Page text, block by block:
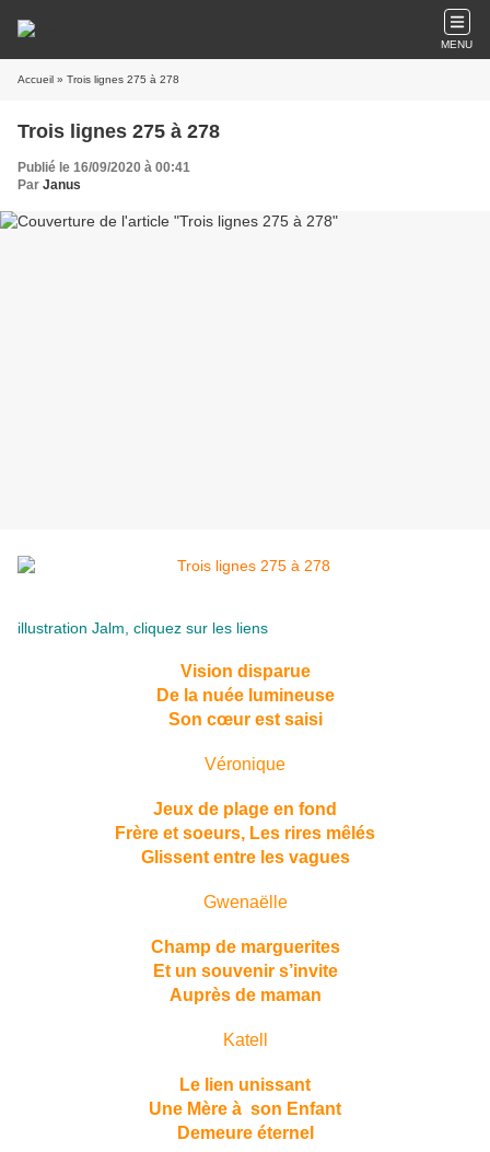
MENU
Accueil » Trois lignes 275 à 278
Trois lignes 275 à 278
Publié le 16/09/2020 à 00:41
Par Janus
illustration Jalm, cliquez sur les liens
Vision disparue
De la nuée lumineuse
Son cœur est saisi
Véronique
Jeux de plage en fond
Frère et soeurs, Les rires mêlés
Glissent entre les vagues
Gwenaëlle
Champ de marguerites
Et un souvenir s’invite
Auprès de maman
Katell
Le lien unissant
Une Mère à son Enfant
Demeure éternel